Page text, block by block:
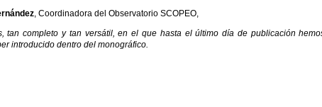
, Coordinadora del Observatorio SCOPEO,
tan completo y tan versátil, en el que hasta el último día de publicación
introducido dentro del monográfico.